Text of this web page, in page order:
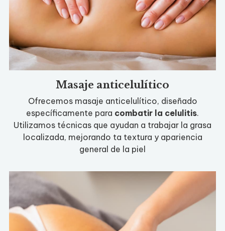
Masaje anticelulítico
Ofrecemos masaje anticelulítico, diseñado
específicamente para combatir la celulitis.
Utilizamos técnicas que ayudan a trabajar la grasa
localizada, mejorando ta textura y apariencia
general de la piel